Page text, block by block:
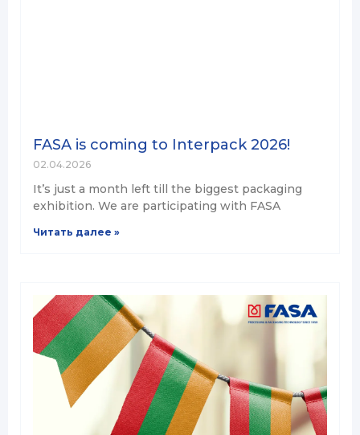
FASA is coming to Interpack 2026!
02.04.2026
It’s just a month left till the biggest packaging
exhibition. We are participating with FASA
Читать далее »